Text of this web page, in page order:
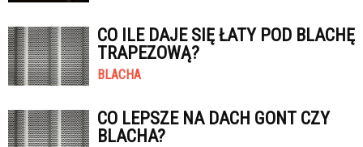
CO ILE DAJE SIĘ ŁATY POD BLACHĘ
TRAPEZOWĄ?
BLACHA
CO LEPSZE NA DACH GONT CZY
BLACHA?